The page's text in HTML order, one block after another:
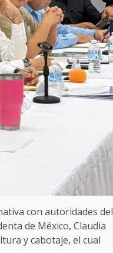
con autoridades del
de México, Claudia
y cabotaje, el cual